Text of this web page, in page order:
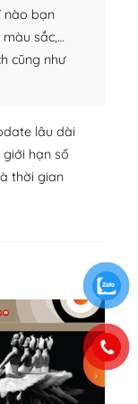
nào bạn
sắc,…
cũng như
lâu dài
hạn số
thời gian